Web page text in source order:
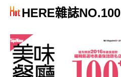
HERE雜誌NO.100